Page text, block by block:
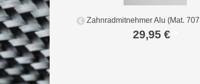
oben Kunststoff Zahnradmitnehmer Alu (Mat.
29,95 €